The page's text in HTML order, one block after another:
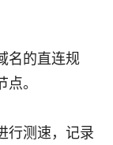
名的直连规
。
行测速，记录